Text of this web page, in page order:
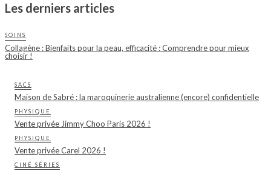
Les derniers articles
SOINS
Collagène : Bienfaits pour la peau, efficacité : Comprendre pour mieux
choisir !
SACS
Maison de Sabré : la maroquinerie australienne (encore) confidentielle
PHYSIQUE
Vente privée Jimmy Choo Paris 2026 !
PHYSIQUE
Vente privée Carel 2026 !
CINÉ SÉRIES